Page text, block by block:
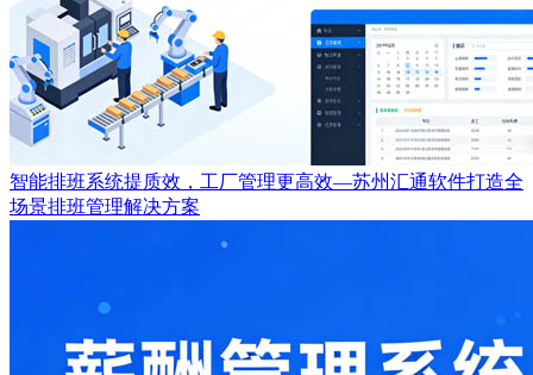
智能排班系统提质效，工厂管理更高效—苏州汇通软件打造全
场景排班管理解决方案